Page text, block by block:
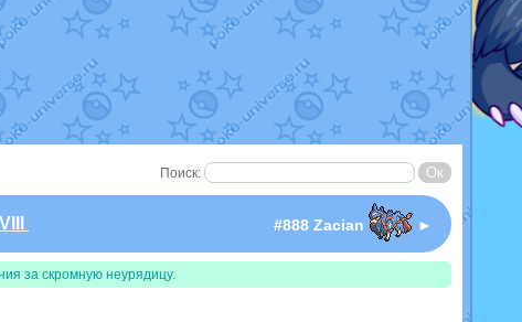
Поиск:
VIII #888 Zacian ►
за скромную неурядицу.